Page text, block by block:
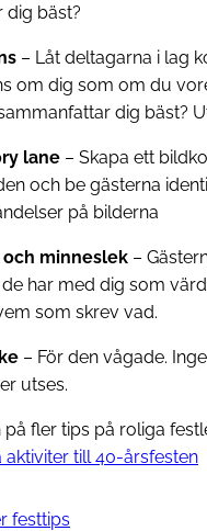
dig bäst?
– Låt deltagarna i lag
om dig som om du
dig bäst?
lane – Skapa ett
och be gästerna
på bilderna
och minneslek –
har med dig som
som skrev vad.
– För den vågade.
utses.
på fler tips på roliga
aktiviter till 40-årsfesten
festtips